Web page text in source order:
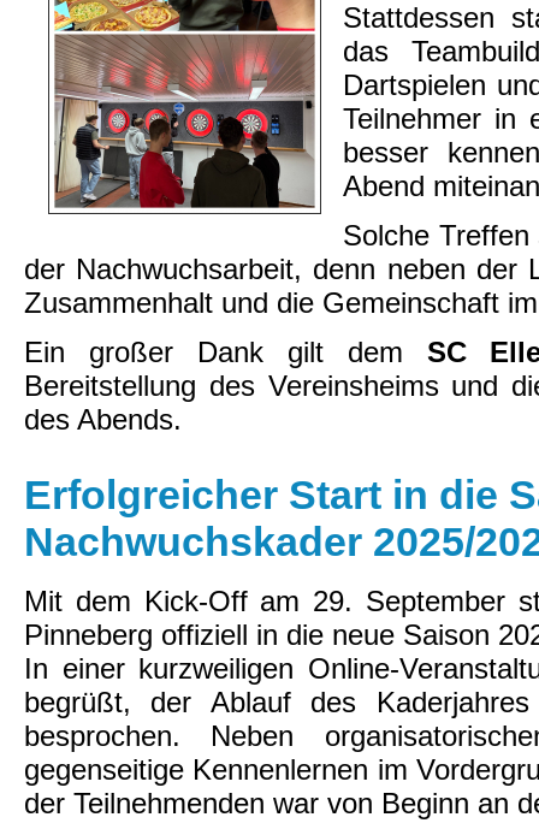
Stattdessen
das
Dartspielen
Teilnehmer in
besser
Abend
Solche
der Nachwuchsarbeit, denn neben
Zusammenhalt und die Gemeinschaft
Ein großer Dank gilt dem SC
Bereitstellung des Vereinsheims und
des Abends.
Erfolgreicher Start in die
Nachwuchskader 2025/
Mit dem Kick-Off am 29. September
Pinneberg offiziell in die neue Saison
In einer kurzweiligen Online-
begrüßt, der Ablauf des
besprochen. Neben
gegenseitige Kennenlernen im
der Teilnehmenden war von Beginn an